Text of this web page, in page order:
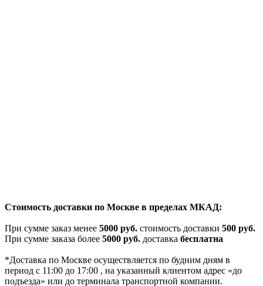
Стоимость доставки по Москве в пределах МКАД:
При сумме заказ менее 5000 руб. стоимость доставки 500 руб.
При сумме заказа более 5000 руб. доставка бесплатна
*Доставка по Москве осуществляется по будним дням в
период с 11:00 до 17:00 , на указанный клиентом адрес «до
подъезда» или до терминала транспортной компании.